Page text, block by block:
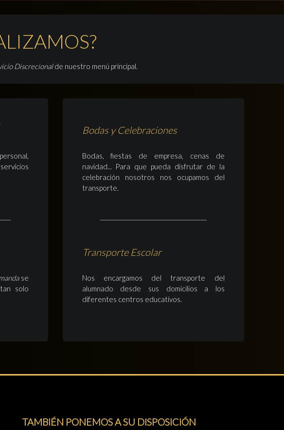
Discrecionalde nuestro menú principal.
se
solo
Bodas y Celebraciones
Bodas, fiestas de empresa, cenas de
navidad... Para que pueda disfrutar de la
celebración nosotros nos ocupamos del
transporte.
Transporte Escolar
Nos encargamos del transporte del
alumnado desde sus domicilios a los
diferentes centros educativos.
TAMBIÉN PONEMOS A SU DISPOSICIÓN